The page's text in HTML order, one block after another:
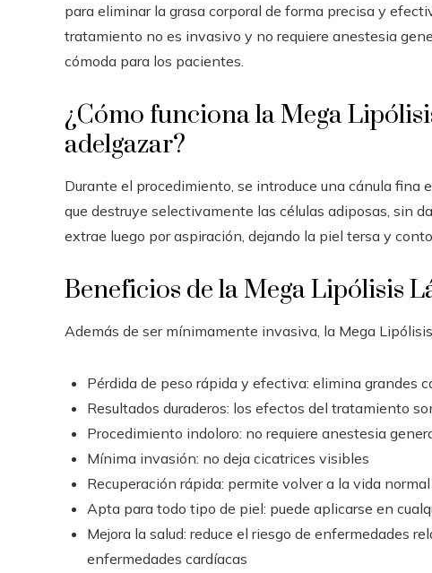
para eliminar la grasa corporal de forma precisa y
tratamiento no es invasivo y no requiere anestesia
cómoda para los pacientes.
¿Cómo funciona la Mega
adelgazar?
Durante el procedimiento, se introduce una cánula fina
que destruye selectivamente las células adiposas, sin
extrae luego por aspiración, dejando la piel tersa y
Beneficios de la Mega Lipólisis
Además de ser mínimamente invasiva, la Mega
Pérdida de peso rápida y efectiva: elimina grandes
Resultados duraderos: los efectos del tratamiento
Procedimiento indoloro: no requiere anestesia
Mínima invasión: no deja cicatrices visibles
Recuperación rápida: permite volver a la vida
Apta para todo tipo de piel: puede aplicarse en
Mejora la salud: reduce el riesgo de enfermedades
enfermedades cardíacas